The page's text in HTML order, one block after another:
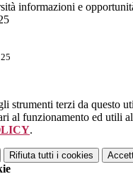
informazioni e
strumenti terzi da questo
al funzionamento ed utili
.
Rifiuta tutti i cookies